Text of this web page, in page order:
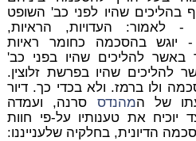
בהליכים שהיו לפני כב' השופט
שמעוני בת"א 26015/90 - לאמור: העדויות, הראיות,
- יוגש בהסכמה כחומר ראיות
באשר להליכים שהיו בפני כב'
להליכים שהיו בפרשת זלוצין.
ולו ברמז. ולא בכדי כך. דיור
של המהנדס סרנה, ועמדה
את טענותיו על-פי חוות
הדיונית, בחלקיה שלענייננו: